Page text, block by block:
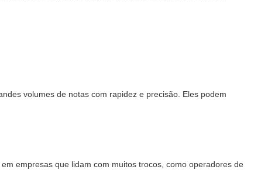
volumes de notas com rapidez e precisão. Eles podem
empresas que lidam com muitos trocos, como operadores de